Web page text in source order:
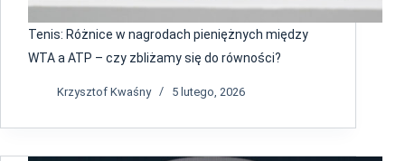
Tenis: Różnice w nagrodach pieniężnych między
WTA a ATP – czy zbliżamy się do równości?
Krzysztof Kwaśny 5 lutego, 2026